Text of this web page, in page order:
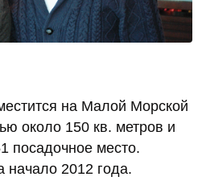
на Малой Морской
около 150 кв. метров и
посадочное место.
начало 2012 года.